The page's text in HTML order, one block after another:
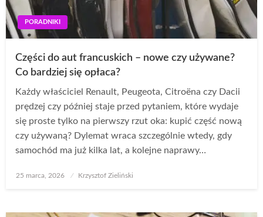
PORADNIKI
Części do aut francuskich – nowe czy używane?
Co bardziej się opłaca?
Każdy właściciel Renault, Peugeota, Citroëna czy Dacii
prędzej czy później staje przed pytaniem, które wydaje
się proste tylko na pierwszy rzut oka: kupić część nową
czy używaną? Dylemat wraca szczególnie wtedy, gdy
samochód ma już kilka lat, a kolejne naprawy…
Opublikowane
25 marca, 2026 Krzysztof Zieliński